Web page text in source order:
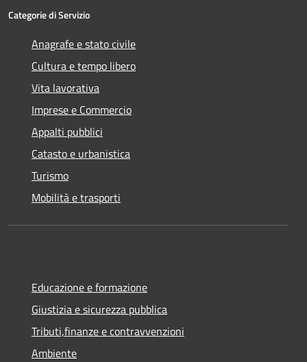
Categorie di Servizio
Anagrafe e stato civile
Cultura e tempo libero
Vita lavorativa
Imprese e Commercio
Appalti pubblici
Catasto e urbanistica
Turismo
Mobilità e trasporti
Educazione e formazione
Giustizia e sicurezza pubblica
Tributi,finanze e contravvenzioni
Ambiente